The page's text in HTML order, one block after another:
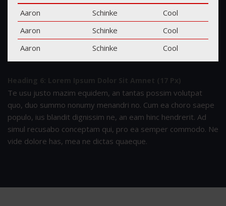
Aaron
Schinke
Cool
Aaron
Schinke
Cool
Aaron
Schinke Cool
Heading 6: Lorem Ipsum Dolor Sit Amnet (17 Px)
Te usu justo mazim equidem, an tantas possim volutpat
quo, duo summo nonumy menandri no. Cum ea choro saepe
populo, ius blandit dignissim ne, an eam hinc hendrerit. Ad
simul recusabo conceptam qui, pro ea semper commodo. Ne
vide dolore has, mea ne dictas quaeque.